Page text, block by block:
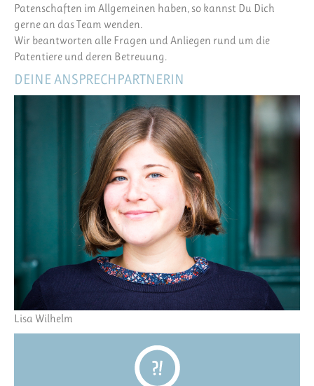
Patenschaften im Allgemeinen haben, so kannst Du Dich
gerne an das Team wenden.
Wir beantworten alle Fragen und Anliegen rund um die
Patentiere und deren Betreuung.
DEINE ANSPRECHPARTNERIN
Lisa Wilhelm